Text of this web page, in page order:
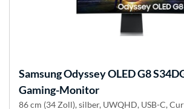
SamsungOdyssey OLED G8
Gaming-Monitor
86 cm (34 Zoll), silber, UWQHD, USB-C,